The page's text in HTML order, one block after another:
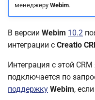
Webim
Настройка тайм-аута
сессии
менеджеру Webim.
В версии Webim 10.2
интеграции с Creatio
Интеграция с этой
подключается по
поддержку Webim,